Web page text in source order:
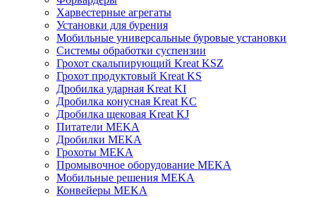
Харвестерные агрегаты
Установки для бурения
Мобильные универсальные буровые установки
Системы обработки суспензии
Грохот скальпирующий Kreat KSZ
Грохот продуктовый Kreat KS
Дробилка ударная Kreat KI
Дробилка конусная Kreat KC
Дробилка щековая Kreat KJ
Питатели MEKA
Дробилки MEKA
Грохоты MEKA
Промывочное оборудование MEKA
Мобильные решения MEKA
Конвейеры MEKA